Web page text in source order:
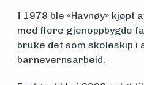
Arrangementer
I 1978 ble «Havnøy» kjøpt
med flere gjenoppbygde
bruke det som skoleskip i
barnevernsarbeid.